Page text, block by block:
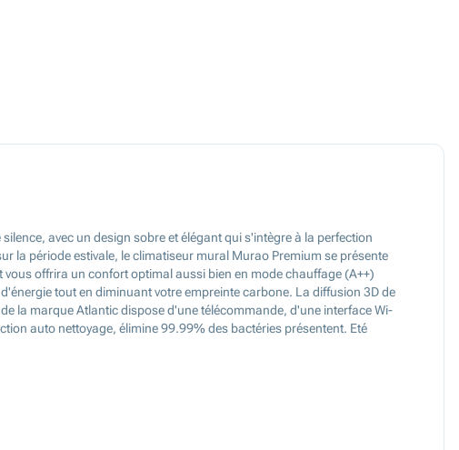
avec un design sobre et élégant qui s'intègre à la perfection
la période estivale, le climatiseur mural Murao Premium se présente
offrira un confort optimal aussi bien en mode chauffage (A++)
tout en diminuant votre empreinte carbone. La diffusion 3D de
la marque Atlantic dispose d'une télécommande, d'une interface Wi-
auto nettoyage, élimine 99.99% des bactéries présentent. Eté